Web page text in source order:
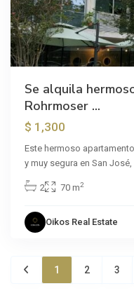
Se alquila
Rohrmoser ...
$ 1,300
Este hermoso
y muy segura en San
2 70 m2
Oikos Real Estate
1 2 3